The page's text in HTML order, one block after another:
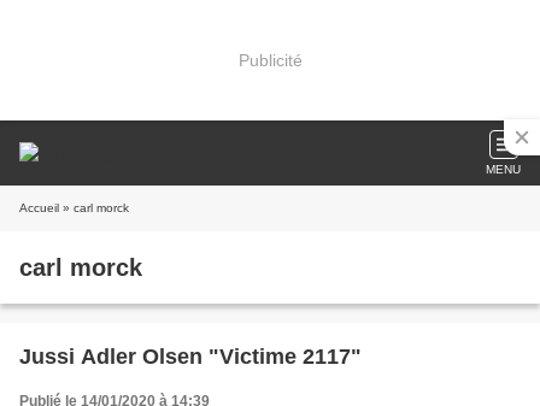
Publicité
MENU
Accueil » carl morck
carl morck
Jussi Adler Olsen "Victime 2117"
Publié le 14/01/2020 à 14:39